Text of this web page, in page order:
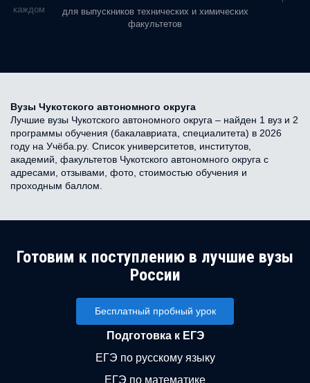
в каждом
для выпускников технических и химических
факультетов
Вузы Чукотского автономного округа
Лучшие вузы Чукотского автономного округа – найден 1 вуз и 2
программы обучения (бакалавриата, специалитета) в 2026
году на Учёба.ру. Список университетов, институтов,
академий, факультетов Чукотского автономного округа с
адресами, отзывами, фото, стоимостью обучения и
проходным баллом.
Готовим к поступлению в лучшие вузы
России
Бесплатный пробный урок
Подготовка к ЕГЭ
ЕГЭ по русскому языку
ЕГЭ по математике